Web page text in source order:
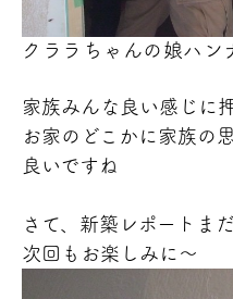
クララちゃんの娘ハン
家族みんな良い感じに
お家のどこかに家族の
良いですね
さて、新築レポートま
次回もお楽しみに～